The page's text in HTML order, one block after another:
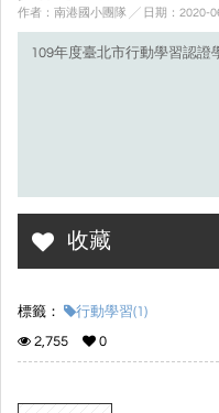
作者：南港國小團隊 ╱ 日期：2020-
109年度臺北市行動學習認證
收藏
標籤：
行動學習(1)
2,755
0